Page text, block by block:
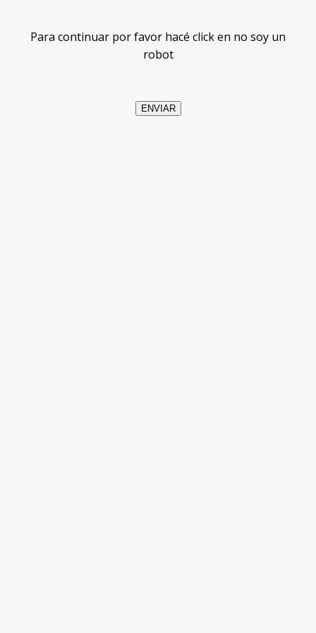
Para continuar por favor hacé click en no soy un
robot